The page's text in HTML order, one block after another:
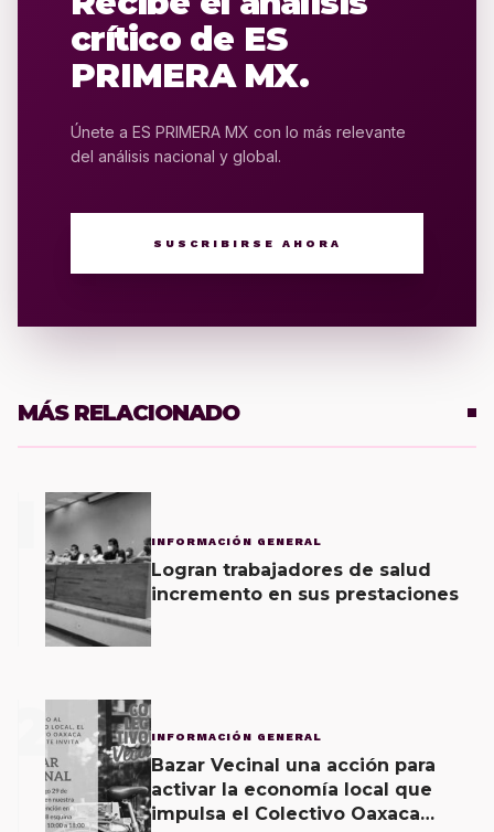
crítico de ES
PRIMERA MX.
Únete a ES PRIMERA MX con lo más relevante
del análisis nacional y global.
SUSCRIBIRSE AHORA
MÁS RELACIONADO
INFORMACIÓN GENERAL
Logran trabajadores de salud
incremento en sus prestaciones
2 INFORMACIÓN GENERAL
Bazar Vecinal una acción para
activar la economía local que
impulsa el Colectivo Oaxaca